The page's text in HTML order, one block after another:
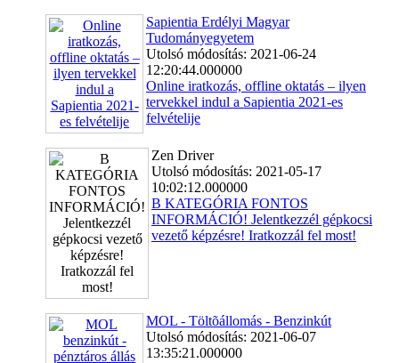
Sapientia Erdélyi Magyar
Tudományegyetem
Utolsó módosítás: 2021-06-24
12:20:44.000000
Online iratkozás, offline oktatás – ilyen
tervekkel indul a Sapientia 2021-es
felvételije
Zen Driver
Utolsó módosítás: 2021-05-17
10:02:12.000000
B KATEGÓRIA FONTOS
INFORMÁCIÓ! Jelentkezzél gépkocsi
vezető képzésre! Iratkozzál fel most!
MOL - Töltõállomás - Benzinkút
Utolsó módosítás: 2021-06-07
13:35:21.000000